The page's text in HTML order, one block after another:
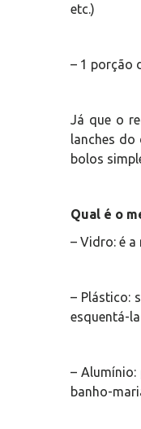
etc.)
– 1 porção
Já que o
lanches do
bolos
Qual é o
– Vidro: é
– Plástico:
esquentá-
–
banho-